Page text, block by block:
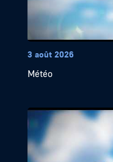
3 août 2026
Météo